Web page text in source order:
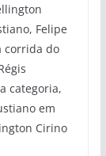
Felipe
corrida do
categoria,
em
Cirino